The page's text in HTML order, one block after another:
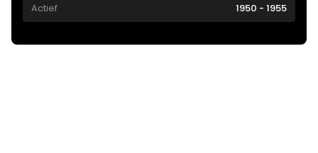
Actief 1950 - 1955